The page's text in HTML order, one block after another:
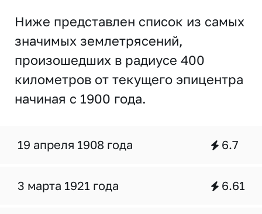
Ниже представлен список из самых
значимых землетрясений,
произошедших в радиусе 400
километров от текущего эпицентра
начиная с 1900 года.
19 апреля 1908 года 6.7
3 марта 1921 года 6.61